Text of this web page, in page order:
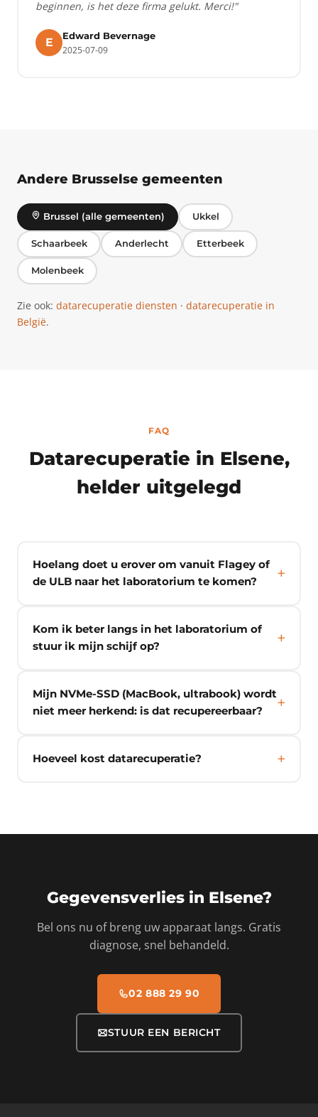
beginnen, is het deze firma gelukt. Merci!"
E
Edward Bevernage
2025-07-09
Andere Brusselse gemeenten
Brussel (alle gemeenten) Ukkel
Schaarbeek Anderlecht Etterbeek
Molenbeek
Zie ook: datarecuperatie diensten · datarecuperatie in
België.
FAQ
Datarecuperatie in Elsene,
helder uitgelegd
Hoelang doet u erover om vanuit Flagey of
de ULB naar het laboratorium te komen?
Kom ik beter langs in het laboratorium of
stuur ik mijn schijf op?
Mijn NVMe-SSD (MacBook, ultrabook) wordt
niet meer herkend: is dat recupereerbaar?
Hoeveel kost datarecuperatie?
Gegevensverlies in Elsene?
Bel ons nu of breng uw apparaat langs. Gratis
diagnose, snel behandeld.
02 888 29 90
STUUR EEN BERICHT